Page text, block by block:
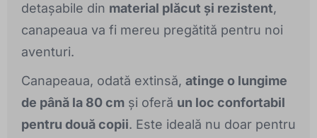
detașabile din material plăcut și rezistent,
canapeaua va fi mereu pregătită pentru noi
aventuri.
Canapeaua, odată extinsă, atinge o lungime
de până la 80 cm și oferă un loc confortabil
pentru două copii. Este ideală nu doar pentru